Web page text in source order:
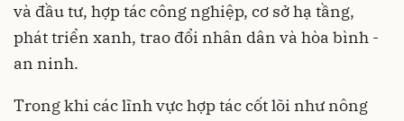
và đầu tư, hợp tác công nghiệp, cơ sở hạ tầng,
phát triển xanh, trao đổi nhân dân và hòa bình -
an ninh.
Trong khi các lĩnh vực hợp tác cốt lõi như nông